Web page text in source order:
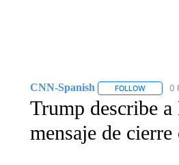
CNN-Spanish FOLLOWFOLLOW
0
Trump describe
mensaje de